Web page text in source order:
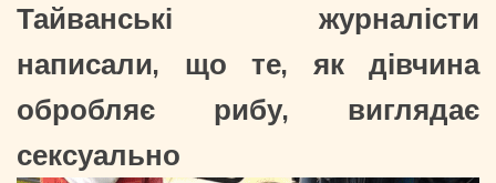
Тайванські журналісти
написали, що те, як дівчина
обробляє рибу, виглядає
сексуально